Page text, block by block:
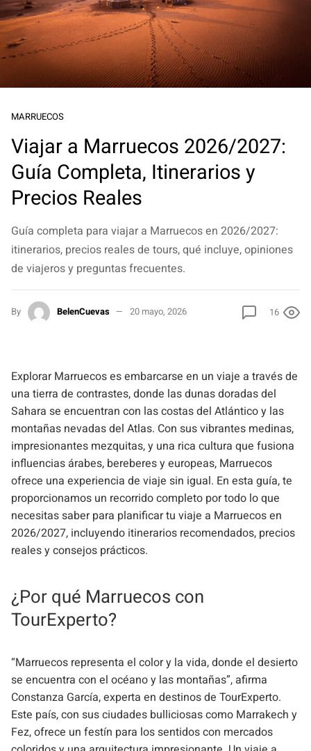
MARRUECOS
Viajar a Marruecos 2026/2027:
Guía Completa, Itinerarios y
Precios Reales
Guía completa para viajar a Marruecos en 2026/2027:
itinerarios, precios reales de tours, qué incluye, opiniones
de viajeros y preguntas frecuentes.
By BelenCuevas 20 mayo, 2026 16
Explorar Marruecos es embarcarse en un viaje a través de
una tierra de contrastes, donde las dunas doradas del
Sahara se encuentran con las costas del Atlántico y las
montañas nevadas del Atlas. Con sus vibrantes medinas,
impresionantes mezquitas, y una rica cultura que fusiona
influencias árabes, bereberes y europeas, Marruecos
ofrece una experiencia de viaje sin igual. En esta guía, te
proporcionamos un recorrido completo por todo lo que
necesitas saber para planificar tu viaje a Marruecos en
2026/2027, incluyendo itinerarios recomendados, precios
reales y consejos prácticos.
¿Por qué Marruecos con
TourExperto?
“Marruecos representa el color y la vida, donde el desierto
se encuentra con el océano y las montañas”, afirma
Constanza García, experta en destinos de TourExperto.
Este país, con sus ciudades bulliciosas como Marrakech y
Fez, ofrece un festín para los sentidos con mercados